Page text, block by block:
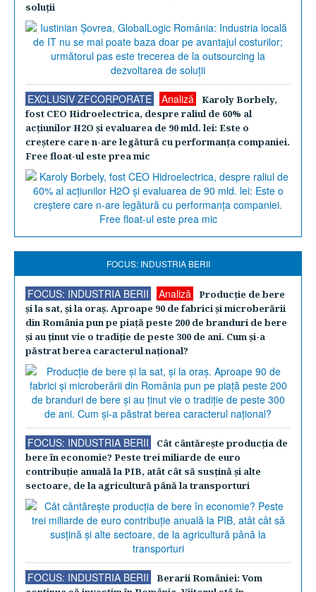
soluţii
EXCLUSIV ZFCORPORATE Analiză
Karoly Borbely,
fost CEO Hidroelectrica, despre raliul de 60% al
acţiunilor H2O şi evaluarea de 90 mld. lei: Este o
creştere care n-are legătură cu performanţa companiei.
Free float-ul este prea mic
FOCUS: INDUSTRIA BERII
FOCUS: INDUSTRIA BERII Analiză
Producţie de bere
şi la sat, şi la oraş. Aproape 90 de fabrici şi microberării
din România pun pe piaţă peste 200 de branduri de bere
şi au ţinut vie o tradiţie de peste 300 de ani. Cum şi-a
păstrat berea caracterul naţional?
FOCUS: INDUSTRIA BERII
Cât cântăreşte producţia de
bere în economie? Peste trei miliarde de euro
contribuţie anuală la PIB, atât cât să susţină şi alte
sectoare, de la agricultură până la transporturi
FOCUS: INDUSTRIA BERII
Berarii României: Vom